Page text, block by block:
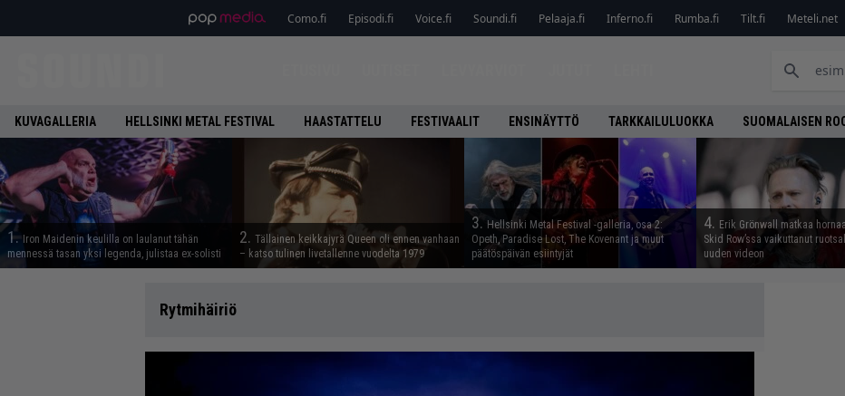
Como.fi Episodi.fi Voice.fi Soundi.fi Pelaaja.fi Inferno.fi Rumba.fi Tilt.fi Meteli.net
KUVAGALLERIA HELLSINKI METAL FESTIVAL HAASTATTELU FESTIVAALIT ENSINÄYTTÖ TARKKAILULUOKKA SUOMALAISEN
1. Iron Maidenin keulilla on laulanut tähän
mennessä tasan yksi legenda, julistaa ex-solisti
2. Tällainen keikkajyrä Queen oli ennen vanhaan
– katso tulinen livetallenne vuodelta 1979
3. Hellsinki Metal Festival -galleria, osa 2:
Opeth, Paradise Lost, The Kovenant ja muut
päätöspäivän esiintyjät
4. Erik Grönwall matkaa
Skid Row’ssa vaikuttanut
uuden videon
Rytmihäiriö